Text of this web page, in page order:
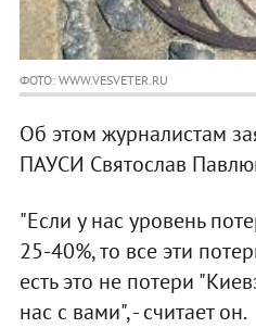
ФОТО: WWW.VESVETER.RU
Об этом журналистам
ПАУСИ Святослав
"Если у нас уровень
25-40%, то все эти
есть это не потери
нас с вами", - считает он.